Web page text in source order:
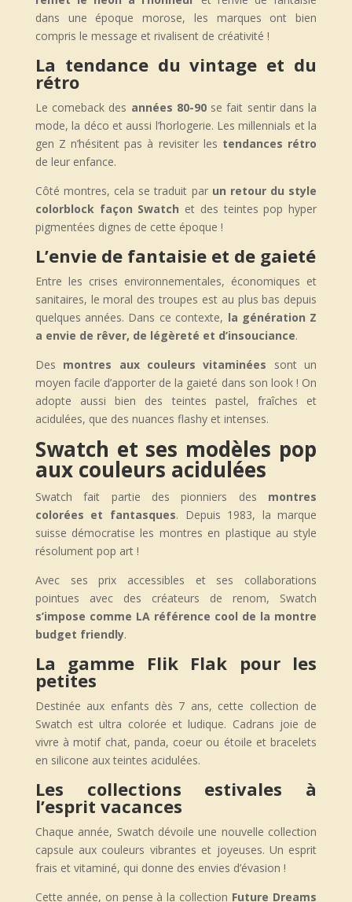
dans une époque morose, les marques ont bien
compris le message et rivalisent de créativité !
La tendance du vintage et du
rétro
Le comeback des années 80-90se fait sentir dans la
mode, la déco et aussi l’horlogerie. Les millennials et la
gen Z n’hésitent pas à revisiter les tendances rétro
de leur enfance.
Côté montres, cela se traduit par un retour du style
colorblock façon Swatch et des teintes pop hyper
pigmentées dignes de cette époque !
L’envie de fantaisie et de gaieté
Entre les crises environnementales, économiques et
sanitaires, le moral des troupes est au plus bas depuis
quelques années. Dans ce contexte, la génération Z
a envie de rêver, de légèreté et d’insouciance.
Des montres aux couleurs vitaminées sont un
moyen facile d’apporter de la gaieté dans son look ! On
adopte aussi bien des teintes pastel, fraîches et
acidulées, que des nuances flashy et intenses.
Swatch et ses modèles pop
aux couleurs acidulées
Swatch fait partie des pionniers des montres
colorées et fantasques. Depuis 1983, la marque
suisse démocratise les montres en plastique au style
résolument pop art !
Avec ses prix accessibles et ses collaborations
pointues avec des créateurs de renom, Swatch
s’impose comme LA référence cool de la montre
budget friendly.
La gamme Flik Flak pour les
petites
Destinée aux enfants dès 7 ans, cette collection de
Swatch est ultra colorée et ludique. Cadrans joie de
vivre à motif chat, panda, coeur ou étoile et bracelets
en silicone aux teintes acidulées.
Les collections estivales à
l’esprit vacances
Chaque année, Swatch dévoile une nouvelle collection
capsule aux couleurs vibrantes et joyeuses. Un esprit
frais et vitaminé, qui donne des envies d’évasion !
Cette année, on pense à la collection Future Dreams